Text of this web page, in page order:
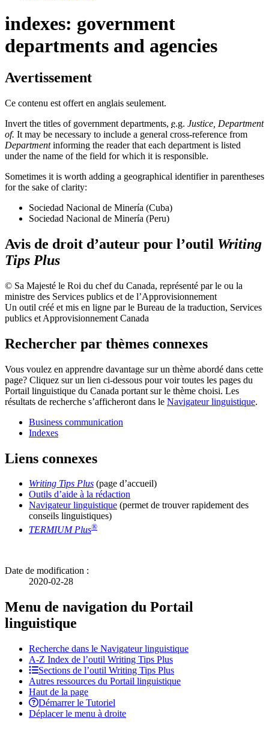
indexes: government
departments and agencies
Avertissement
Ce contenu est offert en anglais seulement.
Invert the titles of government departments, e.g. Justice, Department
of. It may be necessary to include a general cross-reference from
Departmentinforming the reader that each department is listed
under the name of the field for which it is responsible.
Sometimes it is worth adding a geographical identifier in parentheses
for the sake of clarity:
Sociedad Nacional de Minería (Cuba)
Sociedad Nacional de Minería (Peru)
Avis de droit d’auteur pour l’outil Writing
Tips Plus
© Sa Majesté le Roi du chef du Canada, représenté par le ou la
ministre des Services publics et de l’Approvisionnement
Un outil créé et mis en ligne par le Bureau de la traduction, Services
publics et Approvisionnement Canada
Rechercher par thèmes connexes
Vous voulez en apprendre davantage sur un thème abordé dans cette
page? Cliquez sur un lien ci-dessous pour voir toutes les pages du
Portail linguistique du Canada portant sur le thème choisi. Les
résultats de recherche s’afficheront dans le Navigateur linguistique.
Business communication
Indexes
Liens connexes
Writing Tips Plus (page d’accueil)
Outils d’aide à la rédaction
Navigateur linguistique (permet de trouver rapidement des
conseils linguistiques)
TERMIUM Plus®
Date de modification :
2020-02-28
Menu de navigation du Portail
linguistique
Recherche dans le Navigateur linguistique
A-Z Index de l’outil Writing Tips Plus
Sections de l’outil Writing Tips Plus
Autres ressources du Portail linguistique
Haut de la page
Démarrer le Tutoriel
Déplacer le menu à droite